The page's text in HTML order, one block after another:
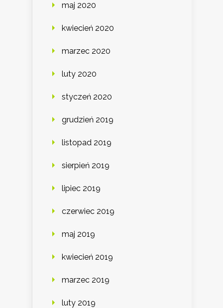
maj 2020
kwiecień 2020
marzec 2020
luty 2020
styczeń 2020
grudzień 2019
listopad 2019
sierpień 2019
lipiec 2019
czerwiec 2019
maj 2019
kwiecień 2019
marzec 2019
luty 2019